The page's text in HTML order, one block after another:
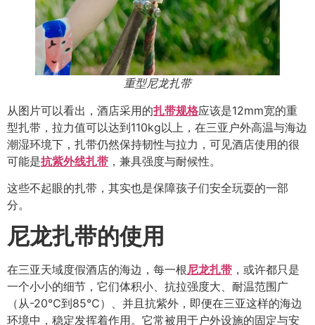
重型尼龙扎带
从图片可以看出，酒店采用的扎带规格应该是12mm宽的重
型扎带，拉力值可以达到110kg以上，在三亚户外高温与海边
潮湿环境下，扎带仍然保持韧性与拉力，可见酒店使用的很
可能是抗紫外线扎带 ，兼具强度与耐候性。
这些不起眼的扎带，其实也是保障孩子们安全玩耍的一部
分。
尼龙扎带的使用
在三亚天域度假酒店的海边，每一根尼龙扎带 ，或许都只是
一个小小的细节，它们体积小、抗拉强度大、耐温范围广
（从-20℃到85℃）、并且抗紫外，即便在三亚这样的海边
环境中，稳定发挥着作用。它常被用于户外设施的固定与安